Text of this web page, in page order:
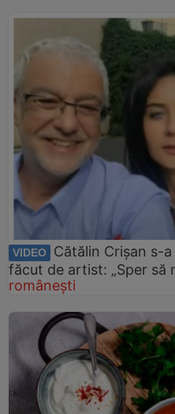
VIDEO
Cătălin Crișan s-
făcut de artist: „Sper să
românești